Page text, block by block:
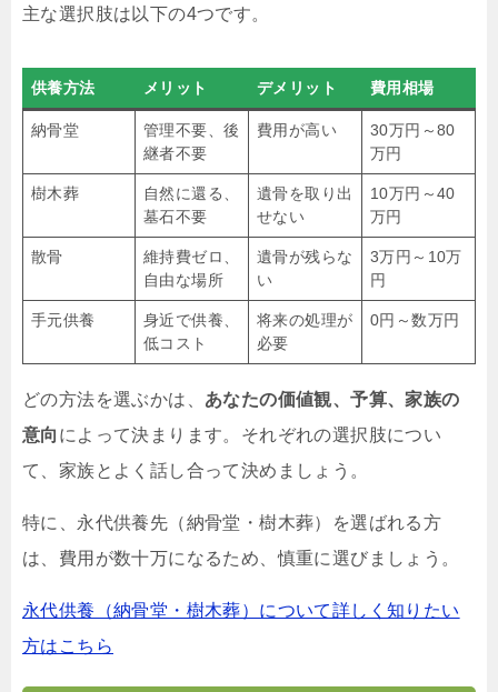
主な選択肢は以下の4つです。
供養方法 メリット デメリット 費用相場
納骨堂
管理不要、後
継者不要
費用が高い
30万円～80
万円
樹木葬
自然に還る、
墓石不要
遺骨を取り出
せない
10万円～40
万円
散骨
維持費ゼロ、
自由な場所
遺骨が残らな
い
3万円～10万
円
手元供養
身近で供養、
低コスト
将来の処理が
必要
0円～数万円
どの方法を選ぶかは、 あなたの価値観、予算、家族の
意向 によって決まります。それぞれの選択肢につい
て、家族とよく話し合って決めましょう。
特に、永代供養先（納骨堂・樹木葬）を選ばれる方
は、費用が数十万になるため、慎重に選びましょう。
永代供養（納骨堂・樹木葬）について詳しく知りたい
方はこちら